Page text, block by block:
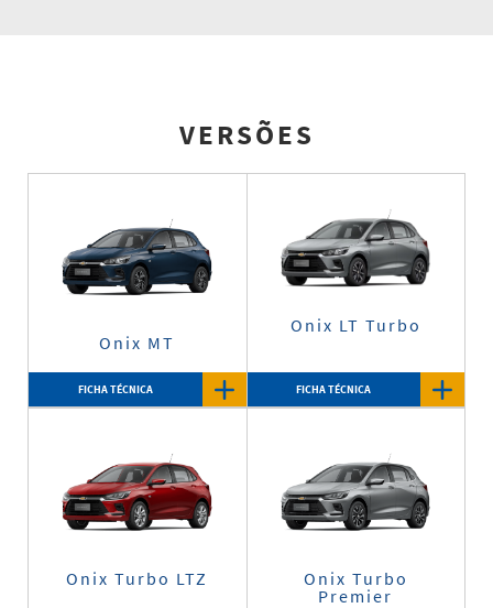
VERSÕES
Onix MT
FICHA TÉCNICA
Onix LT Turbo
FICHA TÉCNICA
Onix Turbo LTZ
Onix Turbo
Premier